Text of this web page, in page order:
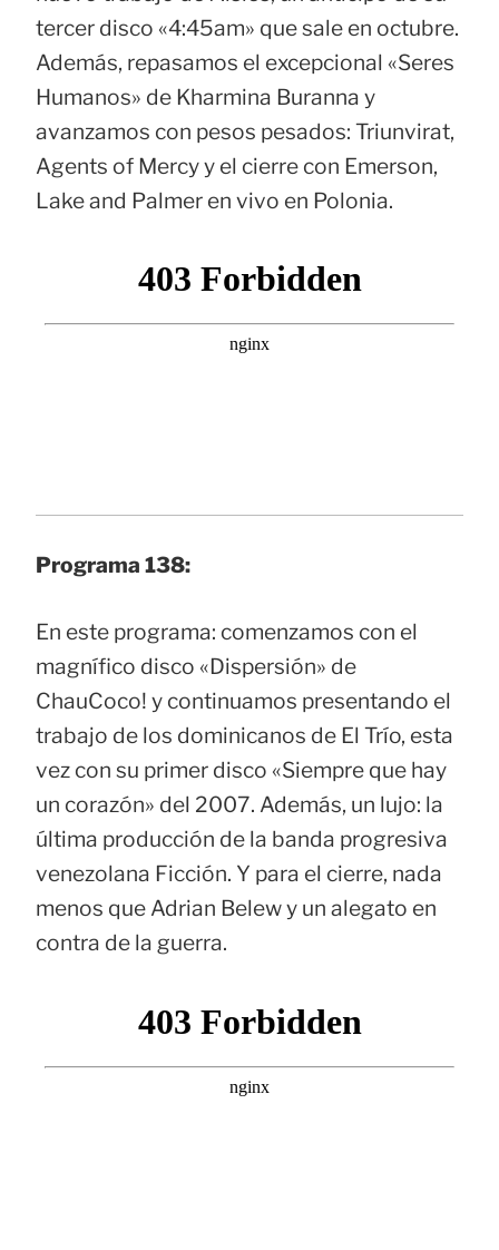
tercer disco «4:45am» que sale en octubre.
Además, repasamos el excepcional «Seres
Humanos» de Kharmina Buranna y
avanzamos con pesos pesados: Triunvirat,
Agents of Mercy y el cierre con Emerson,
Lake and Palmer en vivo en Polonia.
Programa 138:
En este programa: comenzamos con el
magnífico disco «Dispersión» de
ChauCoco! y continuamos presentando el
trabajo de los dominicanos de El Trío, esta
vez con su primer disco «Siempre que hay
un corazón» del 2007. Además, un lujo: la
última producción de la banda progresiva
venezolana Ficción. Y para el cierre, nada
menos que Adrian Belew y un alegato en
contra de la guerra.